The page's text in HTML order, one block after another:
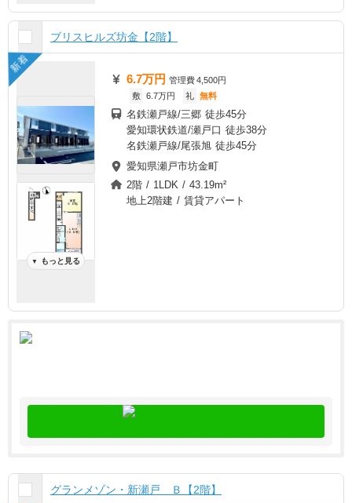
ブリスヒルズ坊金【2階】
新着
▼ もっと見る
6.7万円 管理費4,500円
敷 6.7万円 礼 無料
名鉄瀬戸線/三郷 徒歩45分
愛知環状鉄道/瀬戸口 徒歩38分
名鉄瀬戸線/尾張旭 徒歩45分
愛知県瀬戸市坊金町
2階 / 1LDK / 43.19m²
地上2階建 / 賃貸アパート
グランメゾン・新瀬戸 Ｂ【2階】